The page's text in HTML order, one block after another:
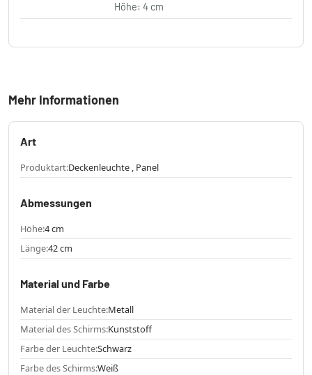
Höhe: 4 cm
Mehr Informationen
Art
Produktart:Deckenleuchte , Panel
Abmessungen
Höhe:4 cm
Länge:42 cm
Material und Farbe
Material der Leuchte:Metall
Material des Schirms:Kunststoff
Farbe der Leuchte:Schwarz
Farbe des Schirms:Weiß